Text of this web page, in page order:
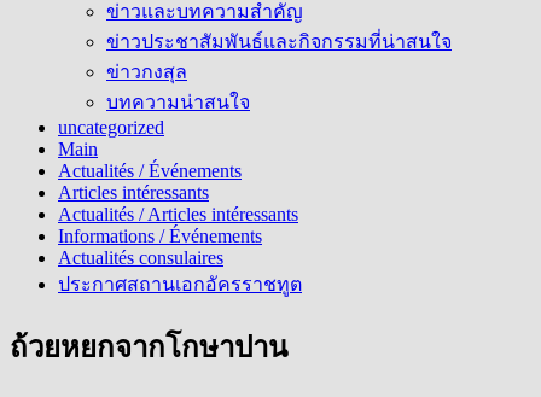
ข่าวและบทความสำคัญ
ข่าวประชาสัมพันธ์และกิจกรรมที่น่าสนใจ
ข่าวกงสุล
บทความน่าสนใจ
uncategorized
Main
Actualités / Événements
Articles intéressants
Actualités / Articles intéressants
Informations / Événements
Actualités consulaires
ประกาศสถานเอกอัครราชทูต
ถ้วยหยกจากโกษาปาน